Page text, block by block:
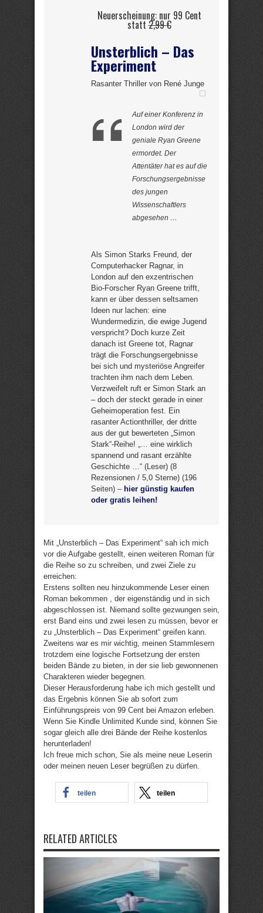
Neuerscheinung: nur 99 Cent
statt2,99 €
Unsterblich – Das
Experiment
Rasanter Thriller von René Junge
Auf einer Konferenz in
London wird der
geniale Ryan Greene
ermordet. Der
Attentäter hat es auf die
Forschungsergebnisse
des jungen
Wissenschaftlers
abgesehen …
Als Simon Starks Freund, der
Computerhacker Ragnar, in
London auf den exzentrischen
Bio-Forscher Ryan Greene trifft,
kann er über dessen seltsamen
Ideen nur lachen: eine
Wundermedizin, die ewige Jugend
verspricht? Doch kurze Zeit
danach ist Greene tot, Ragnar
trägt die Forschungsergebnisse
bei sich und mysteriöse Angreifer
trachten ihm nach dem Leben.
Verzweifelt ruft er Simon Stark an
– doch der steckt gerade in einer
Geheimoperation fest. Ein
rasanter Actionthriller, der dritte
aus der gut bewerteten „Simon
Stark“-Reihe! „… eine wirklich
spannend und rasant erzählte
Geschichte …“ (Leser) (8
Rezensionen / 5,0 Sterne) (196
Seiten) – hier günstig kaufen
oder gratis leihen!
Mit „Unsterblich – Das Experiment“ sah ich mich
vor die Aufgabe gestellt, einen weiteren Roman für
die Reihe so zu schreiben, und zwei Ziele zu
erreichen:
Erstens sollten neu hinzukommende Leser einen
Roman bekommen , der eigenständig und in sich
abgeschlossen ist. Niemand sollte gezwungen sein,
erst Band eins und zwei lesen zu müssen, bevor er
zu „Unsterblich – Das Experiment“ greifen kann.
Zweitens war es mir wichtig, meinen Stammlesern
trotzdem eine logische Fortsetzung der ersten
beiden Bände zu bieten, in der sie lieb gewonnenen
Charakteren wieder begegnen.
Dieser Herausforderung habe ich mich gestellt und
das Ergebnis können Sie ab sofort zum
Einführungspreis von 99 Cent bei Amazon erleben.
Wenn Sie Kindle Unlimited Kunde sind, können Sie
sogar gleich alle drei Bände der Reihe kostenlos
herunterladen!
Ich freue mich schon, Sie als meine neue Leserin
oder meinen neuen Leser begrüßen zu dürfen.
teilen teilen
RELATED ARTICLES